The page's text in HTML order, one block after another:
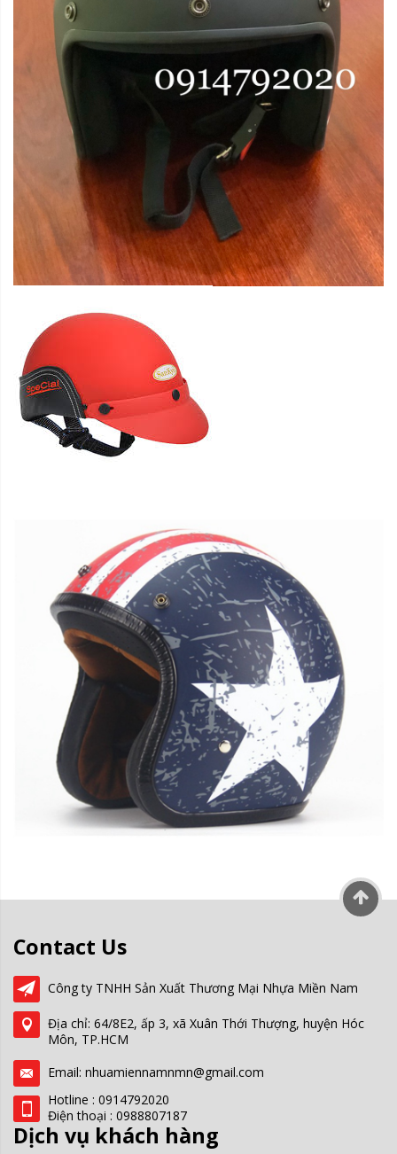
Contact Us
Công ty TNHH Sản Xuất Thương Mại Nhựa Miền Nam
Địa chỉ: 64/8E2, ấp 3, xã Xuân Thới Thượng, huyện Hóc
Môn, TP.HCM
Email: nhuamiennamnmn@gmail.com
Hotline : 0914792020
Điện thoại : 0988807187
Dịch vụ khách hàng